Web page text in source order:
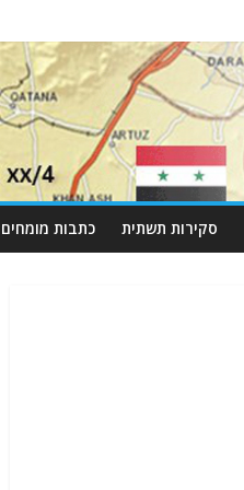
סקירות תשתית כתבות מומחים